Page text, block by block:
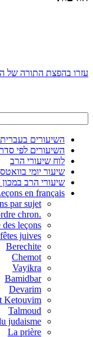
עזרו בהפצת התורה של
השיעורים
השיעורים לפי
לוח שיעורי הרב
שיעור יומי
שיעורי הרב
en français
par sujet
.Leçons par ordre chron
leçons
juives
Berechite
Chemot
Vayikra
Bamidbar
Devarim
Ketouvim
Talmoud
judaisme
La prière